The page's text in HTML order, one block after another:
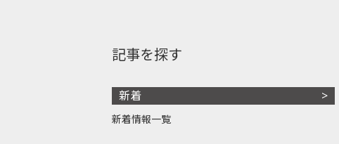
記事を探す
新着
新着情報一覧